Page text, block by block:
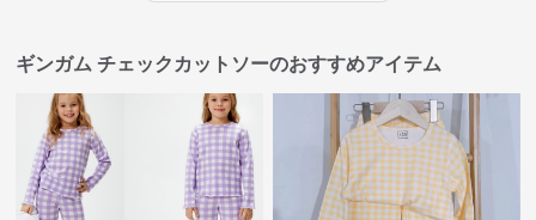
ギンガム チェックカットソーのおすすめアイテム